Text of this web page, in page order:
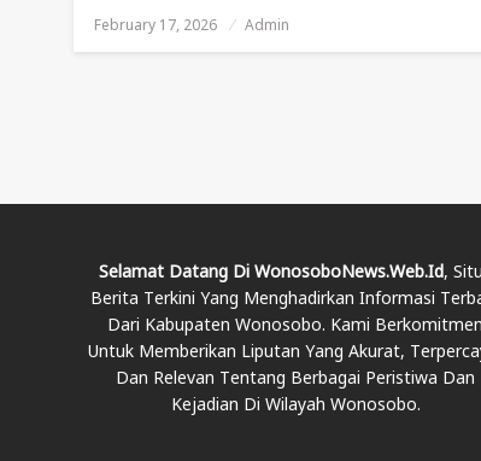
Posted
February 17, 2026 Admin
Selamat Datang Di WonosoboNews.web.id,
Berita Terkini Yang Menghadirkan Informasi
Dari Kabupaten Wonosobo. Kami Berkomitmen
Untuk Memberikan Liputan Yang Akurat,
Dan Relevan Tentang Berbagai Peristiwa Dan
Kejadian Di Wilayah Wonosobo.